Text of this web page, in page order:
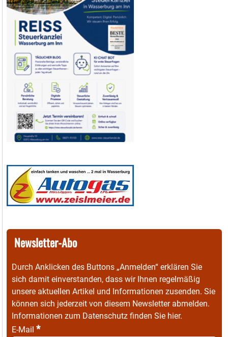
Newsletter-Abo
Durch Anklicken des Buttons „Anmelden“ erklären Sie
sich damit einverstanden, dass wir Ihnen regelmäßig
unsere aktuellen Artikel und Informationen zusenden. Sie
können sich jederzeit von diesem Newsletter abmelden.
Informationen zum Datenschutz finden Sie hier.
E-Mail *